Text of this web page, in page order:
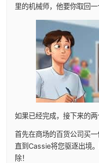
里的机械师，他要你取回一
如果已经完成，接下来的两
首先在商场的百货公司买一
直到Cassie将您驱逐出境
除！